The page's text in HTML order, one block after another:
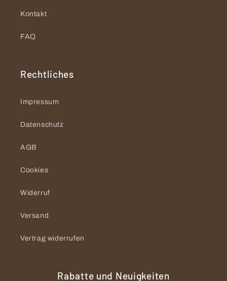
Kontakt
FAQ
Rechtliches
Impressum
Datenschutz
AGB
Cookies
Widerruf
Versand
Vertrag widerrufen
Rabatte und Neuigkeiten